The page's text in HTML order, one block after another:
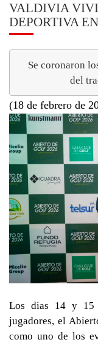
VALDIVIA
DEPORTIVA
Se coronaron
del
(18 de febrero de
Los dias 14 y
jugadores, el
como uno de los